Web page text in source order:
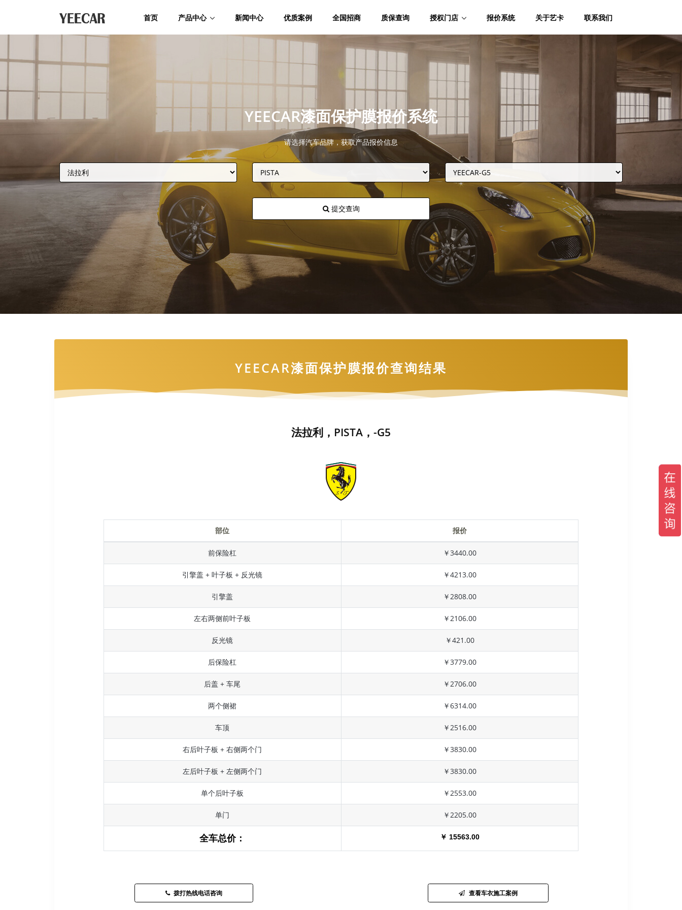
首页 产品中心 新闻中心 优质案例 全国招商 质保查询 授权门店 报价系统 关于艺卡 联系我们
YEECAR漆面保护膜报价系统
请选择汽车品牌，获取产品报价信息
提交查询
YEECAR漆面保护膜报价查询结果
法拉利，PISTA，-G5
部位 报价
前保险杠 ￥3440.00
引擎盖 + 叶子板 + 反光镜 ￥4213.00
引擎盖 ￥2808.00
左右两侧前叶子板 ￥2106.00
反光镜 ￥421.00
后保险杠 ￥3779.00
后盖 + 车尾 ￥2706.00
两个侧裙 ￥6314.00
车顶 ￥2516.00
右后叶子板 + 右侧两个门 ￥3830.00
左后叶子板 + 左侧两个门 ￥3830.00
单个后叶子板 ￥2553.00
单门 ￥2205.00
全车总价： ￥ 15563.00
拨打热线电话咨询 查看车衣施工案例